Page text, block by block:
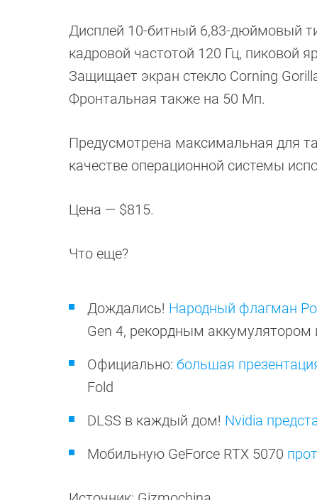
Дисплей 10-битный 6,83-дюймовый
кадровой частотой 120 Гц, пиковой
Защищает экран стекло Corning
Фронтальная также на 50 Мп.
Предусмотрена максимальная для
качестве операционной системы
Цена — $815.
Что еще?
Дождались! Народный флагман
Gen 4, рекордным аккумулятором
Официально: большая
Fold
DLSS в каждый дом! Nvidia
Мобильную GeForce RTX 5070